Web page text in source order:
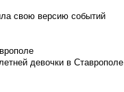
свою версию событий
девочки в Ставрополе